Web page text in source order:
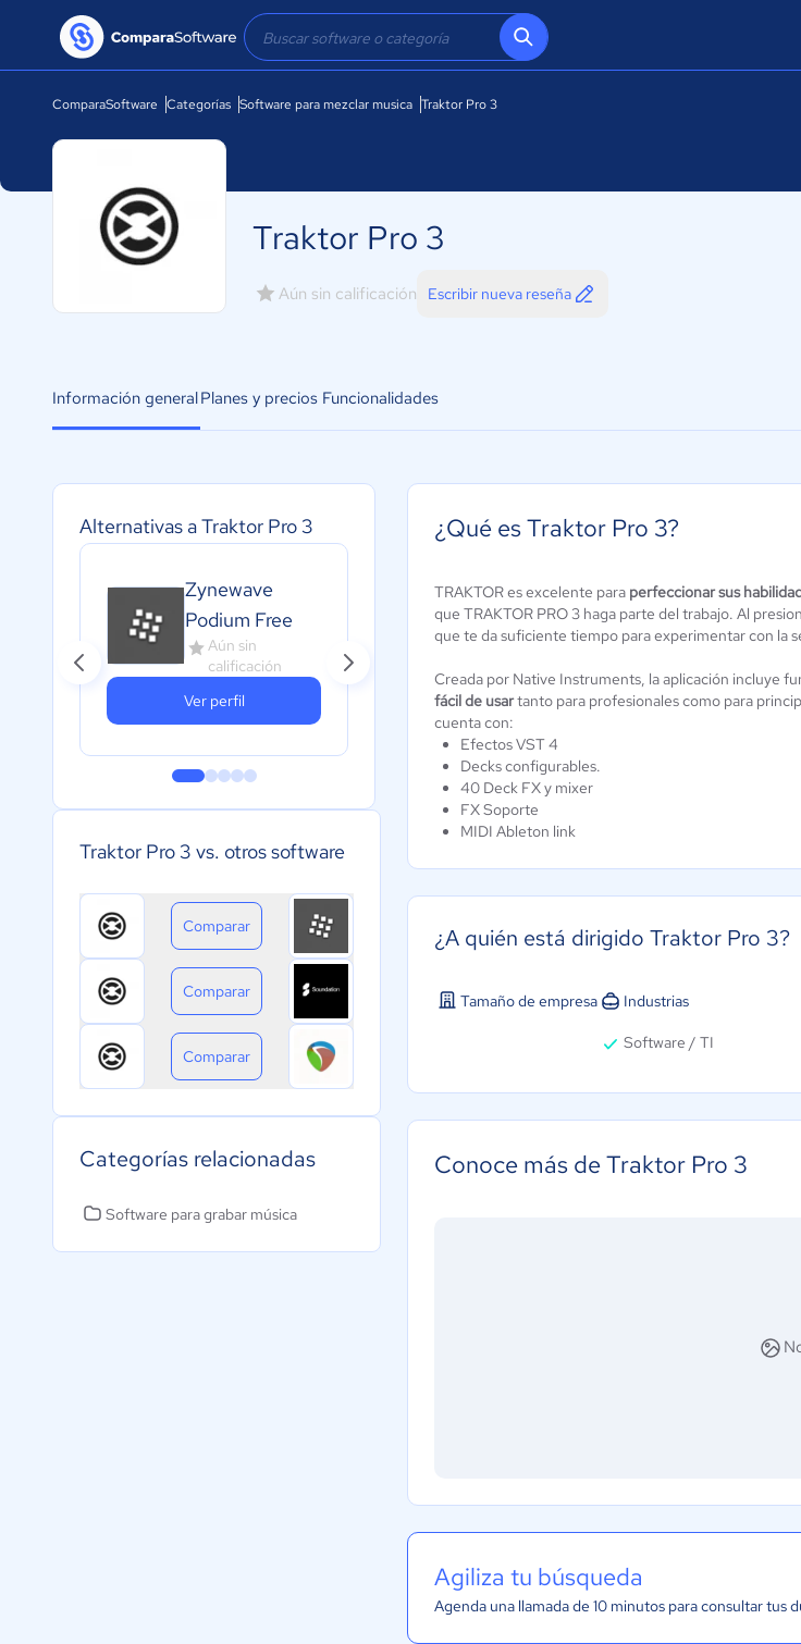
ComparaSoftware Categorías Software para mezclar musica Traktor Pro 3
Traktor Pro 3
Aún sin calificación Escribir nueva reseña
Información generalPlanes y precios Funcionalidades
Alternativas a Traktor Pro 3
Zynewave
Podium Free
Aún sin
calificación
Ver perfil
Soundation
Aún sin
Reaper
Aún sin
Traktor Pro 3 vs. otros software
Comparar
Comparar
Comparar
Categorías relacionadas
Software para grabar música
¿Qué es Traktor Pro 3?
TRAKTOR es excelente para perfeccionar sus
que TRAKTOR PRO 3 haga parte del trabajo. Al
que te da suficiente tiempo para experimentar con la
Creada por Native Instruments, la aplicación incluye
fácil de usartanto para profesionales como para
cuenta con:
Efectos VST 4
Decks configurables.
40 Deck FX y mixer
FX Soporte
MIDI Ableton link
¿A quién está dirigido Traktor Pro 3?
Tamaño de empresa Industrias
Software / TI
Conoce más de Traktor Pro 3
Agiliza tu búsqueda
Agenda una llamada de 10 minutos para consultar tus